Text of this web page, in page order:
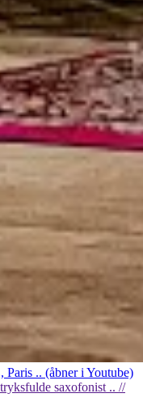
.. (åbner i Youtube)
saxofonist .. //